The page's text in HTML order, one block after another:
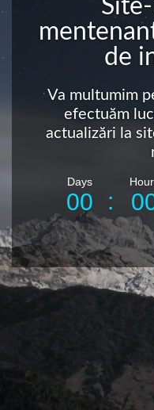
de
Va multumim
efectuăm
actualizări la
00
:
Days
0